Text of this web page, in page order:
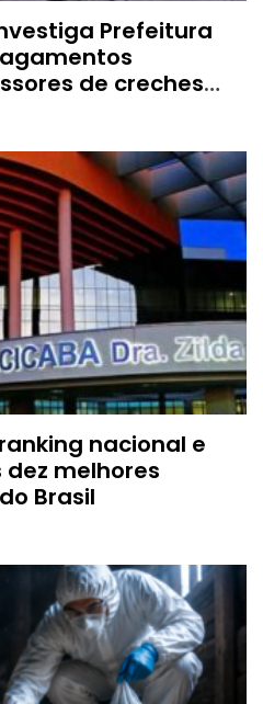
Prefeitura
de creches
nacional e
melhores
Brasil